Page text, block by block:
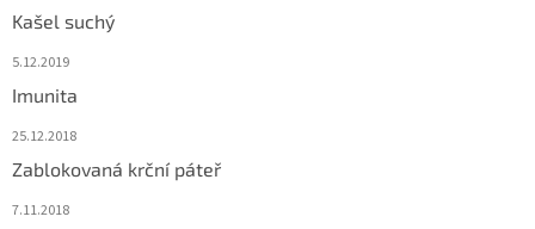
Kašel suchý
5.12.2019
Imunita
25.12.2018
Zablokovaná krční páteř
7.11.2018